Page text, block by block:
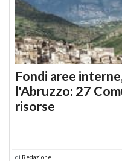
Fondi aree
l'Abruzzo: 27
risorse
di Redazione